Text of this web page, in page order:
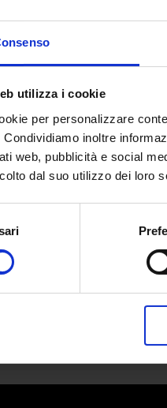
utilizza i cookie
per personalizzare
Condividiamo inoltre
web, pubblicità e social
dal suo utilizzo dei loro
tv
di